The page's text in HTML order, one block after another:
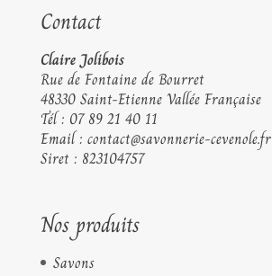
Contact
Claire Jolibois
Rue de Fontaine de Bourret
48330 Saint-Etienne Vallée Française
Tél : 07 89 21 40 11
Email : contact@savonnerie-cevenole.fr
Siret : 823104757
Nos produits
Savons